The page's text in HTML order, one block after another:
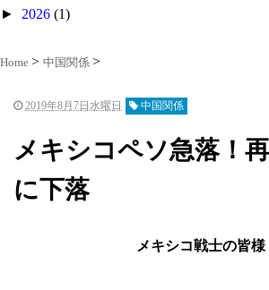
► 2026 (1)
Home 中国関係
2019年8月7日水曜日 中国関係
メキシコペソ急落！
に下落
メキシコ戦士の皆様